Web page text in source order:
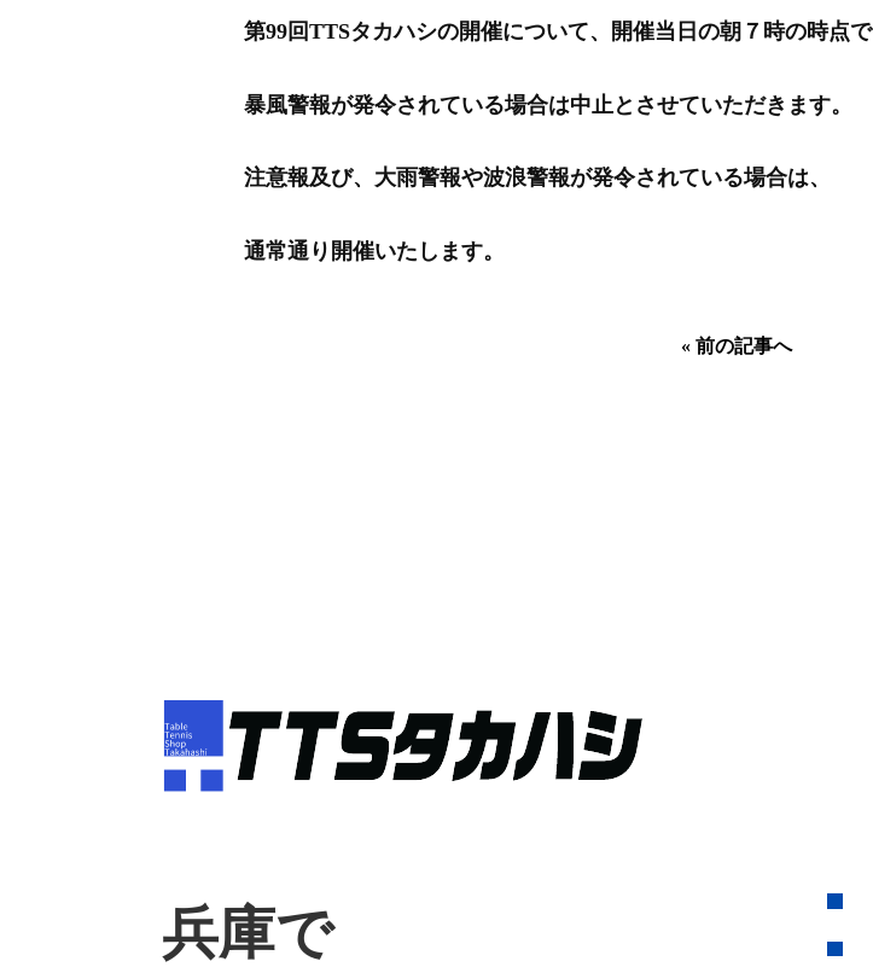
第99回TTSタカハシの開催について、開催当日の朝７時の時点で
暴風警報が発令されている場合は中止とさせていただきます。
注意報及び、大雨警報や波浪警報が発令されている場合は、
通常通り開催いたします。
«前の記事へ
兵庫で